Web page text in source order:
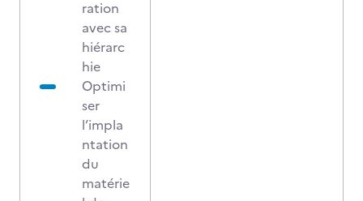
ration
avec sa
hiérarc
hie
Optimi
ser
l’impla
ntation
du
matérie